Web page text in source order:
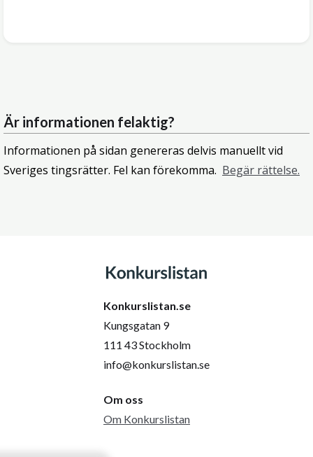
Är informationen felaktig?
Informationen på sidan genereras delvis manuellt vid
Sveriges tingsrätter. Fel kan förekomma. Begär rättelse.
Konkurslistan.se
Kungsgatan 9
111 43 Stockholm
info@konkurslistan.se
Om oss
Om Konkurslistan